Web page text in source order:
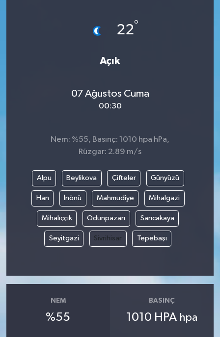
22°
Açık
07 Ağustos Cuma
00:30
Nem: %55, Basınç: 1010 hpa hPa,
Rüzgar: 2.89 m/s
Alpu Beylikova Çifteler Günyüzü
Han İnönü Mahmudiye Mihalgazi
Mihalıççık Odunpazarı Sarıcakaya
Seyitgazi Sivrihisar Tepebaşı
NEM
%55
BASINÇ
1010 HPA hpa